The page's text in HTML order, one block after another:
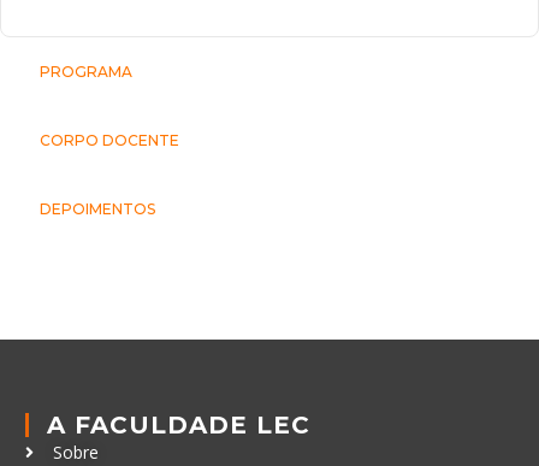
PROGRAMA
CORPO DOCENTE
DEPOIMENTOS
A FACULDADE LEC
Sobre